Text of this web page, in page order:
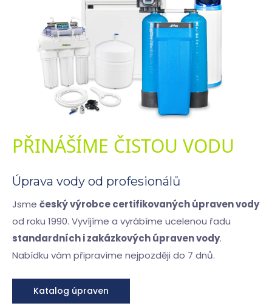
PŘINÁŠÍME ČISTOU VODU
Úprava vody od profesionálů
Jsme český výrobce certifikovaných úpraven vody
od roku 1990. Vyvíjíme a vyrábíme ucelenou řadu
standardních i zakázkových úpraven vody.
Nabídku vám připravíme nejpozději do 7 dnů.
Katalog úpraven